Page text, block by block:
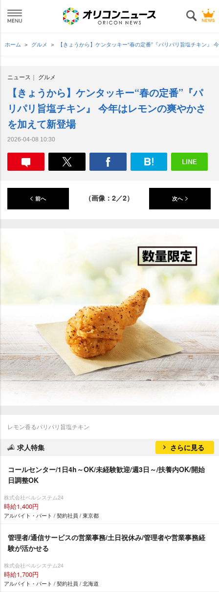
ホーム グルメ 【きょうから】ケンタッキー“春の定番”『パリパリ旨塩チキン』
ニュース グルメ
【きょうから】ケンタッキー“春の定番”『パ
リパリ旨塩チキン』 今年はレモンの爽やかさ
を加えて新登場
2026-04-08 10:30
前へ （画像：2／2） 次へ
レモン香るパリパリ旨塩チキン
求人特集 さらに見る
コールセンター/1日4h～OK/未経験歓迎/週3日～/扶養内OK/開始
日調整OK
株式会社ベルシステム24
時給1,400円
アルバイト・パート / 契約社員 / 東京都
管理者/通信サービスの営業事務/土日祝休み/管理者や営業事務経
験が活かせる
株式会社ベルシステム24
時給1,700円
アルバイト・パート / 契約社員 / 北海道